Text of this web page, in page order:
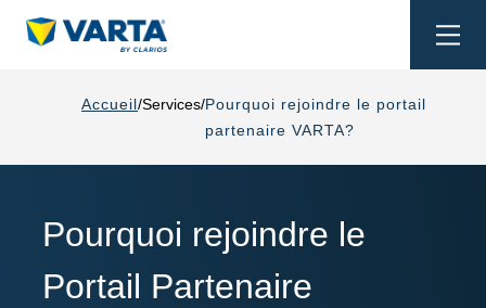
Accueil Services Pourquoi rejoindre le portail
partenaire VARTA?
Pourquoi rejoindre le
Portail Partenaire